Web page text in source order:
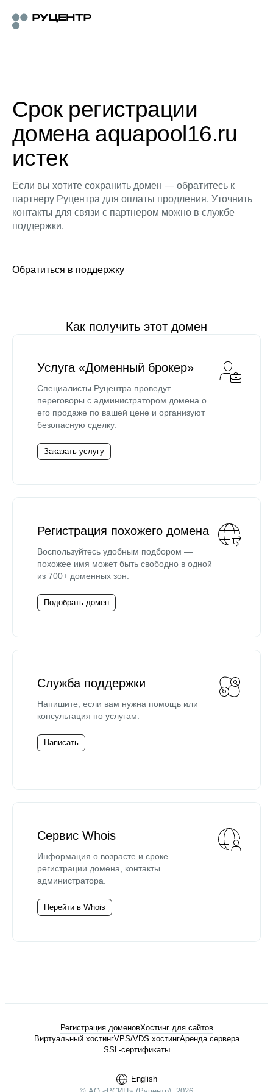
Срок регистрации
домена aquapool16.ru
истек
Если вы хотите сохранить домен — обратитесь к
партнеру Руцентра для оплаты продления. Уточнить
контакты для связи с партнером можно в службе
поддержки.
Обратиться в поддержку
Как получить этот домен
Услуга «Доменный брокер»
Специалисты Руцентра проведут
переговоры с администратором домена о
его продаже по вашей цене и организуют
безопасную сделку.
Заказать услугу
Регистрация похожего домена
Воспользуйтесь удобным подбором —
похожее имя может быть свободно в одной
из 700+ доменных зон.
Подобрать домен
Служба поддержки
Напишите, если вам нужна помощь или
консультация по услугам.
Написать
Сервис Whois
Информация о возрасте и сроке
регистрации домена, контакты
администратора.
Перейти в Whois
English
Регистрация доменовХостинг для сайтов
Виртуальный хостингVPS/VDS хостингАренда сервера
SSL-сертификаты